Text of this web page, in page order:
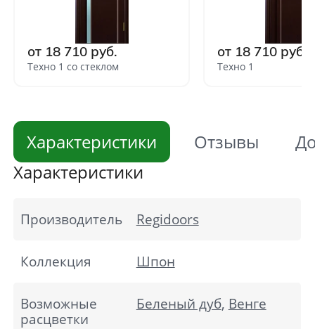
от 18 710 руб.
Техно 1 со стеклом
от 18 710 руб.
Техно 1
Характеристики Отзывы
Характеристики
Производитель Regidoors
Коллекция Шпон
Возможные
расцветки
Беленый дуб, Венге